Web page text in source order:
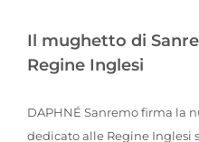
Il mughetto di
Regine Inglesi
DAPHNÉ Sanremo firma la
dedicato alle Regine Inglesi